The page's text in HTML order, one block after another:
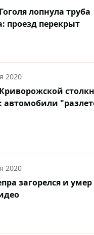
лопнула труба
проезд перекрыт
2020
автомобили
2020
загорелся и